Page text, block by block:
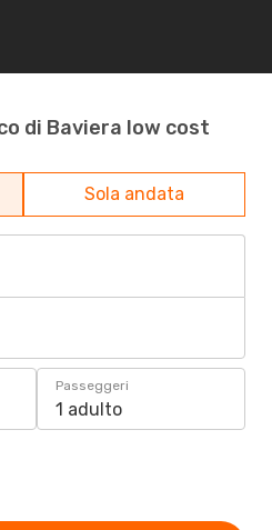
di Baviera low cost
Sola andata
Passeggeri
1 adulto